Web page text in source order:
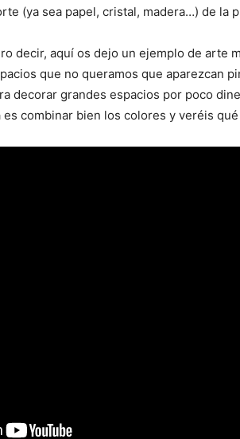
(ya sea papel, cristal, madera…) de la
decir, aquí os dejo un ejemplo de arte
que no queramos que aparezcan
decorar grandes espacios por poco
combinar bien los colores y veréis